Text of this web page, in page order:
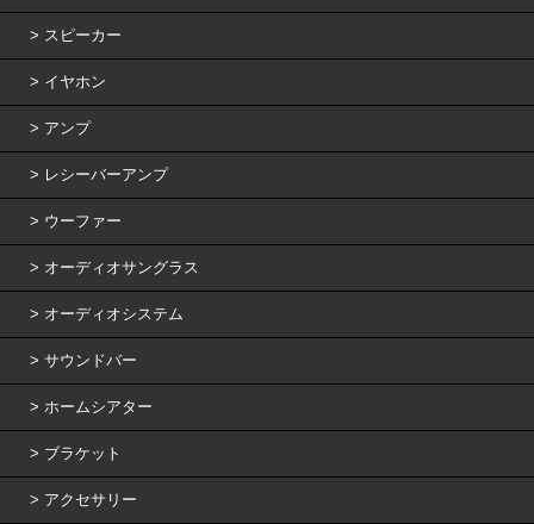
スピーカー
イヤホン
アンプ
レシーバーアンプ
ウーファー
オーディオサングラス
オーディオシステム
サウンドバー
ホームシアター
ブラケット
アクセサリー